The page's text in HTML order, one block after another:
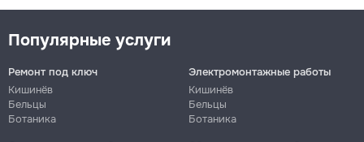
Популярные услуги
Ремонт под ключ
Кишинёв
Бельцы
Ботаника
Электромонтажные работы
Кишинёв
Бельцы
Ботаника